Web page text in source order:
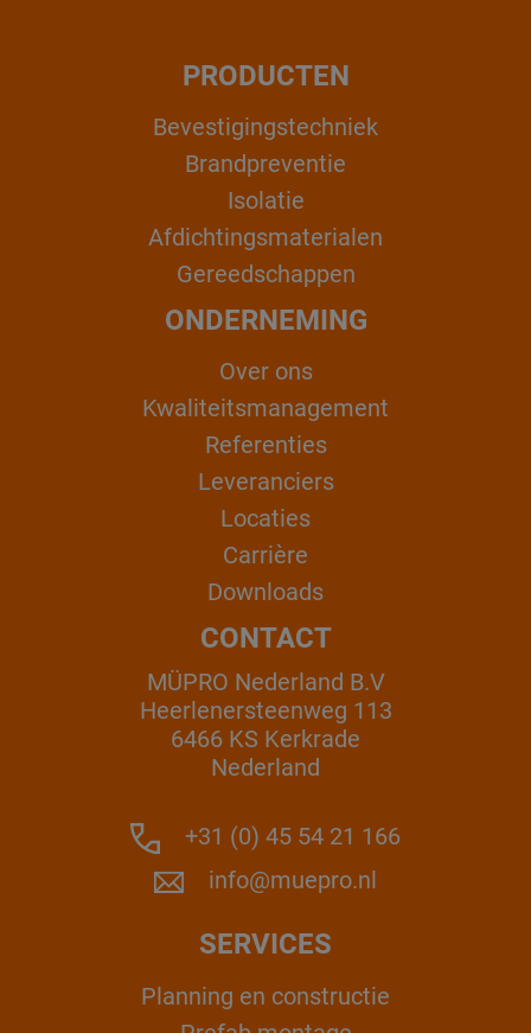
PRODUCTEN
Bevestigingstechniek
Brandpreventie
Isolatie
Afdichtingsmaterialen
Gereedschappen
ONDERNEMING
Over ons
Kwaliteitsmanagement
Referenties
Leveranciers
Locaties
Carrière
Downloads
CONTACT
MÜPRO Nederland B.V
Heerlenersteenweg 113
6466 KS Kerkrade
Nederland
+31 (0) 45 54 21 166
info@muepro.nl
SERVICES
Planning en constructie